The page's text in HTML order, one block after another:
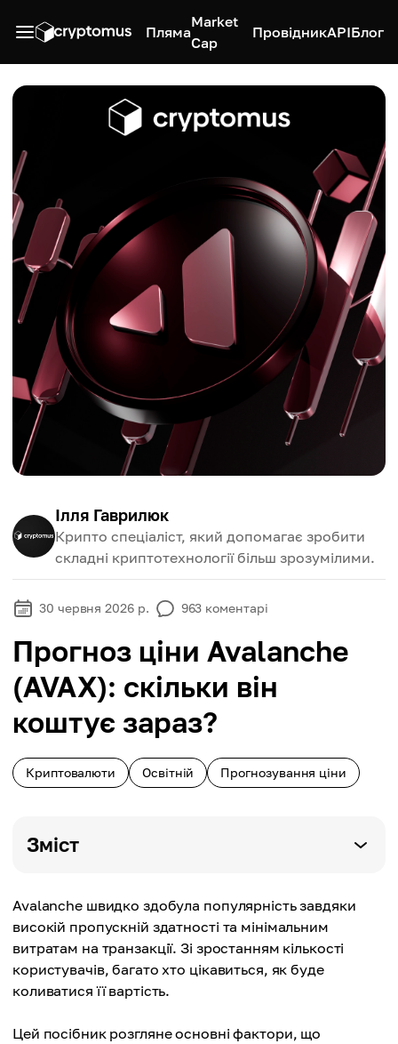
Пляма
Market
Cap
ПровідникAPIБлог
Ілля Гаврилюк
Крипто спеціаліст, який допомагає зробити
складні криптотехнології більш зрозумілими.
30 червня 2026 р. 963 коментарі
Прогноз ціни Avalanche
(AVAX): скільки він
коштує зараз?
Криптовалюти Освітній Прогнозування ціни
Зміст
Avalanche швидко здобула популярність завдяки
високій пропускній здатності та мінімальним
витратам на транзакції. Зі зростанням кількості
користувачів, багато хто цікавиться, як буде
коливатися її вартість.
Цей посібник розгляне основні фактори, що